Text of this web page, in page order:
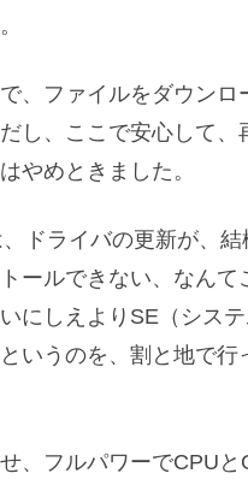
、ファイルをダウンロ
し、ここで安心して、
やめときました。
ドライバの更新が、結
ールできない、なんて
にしえよりSE（シス
いうのを、割と地で行
、フルパワーでCPUと